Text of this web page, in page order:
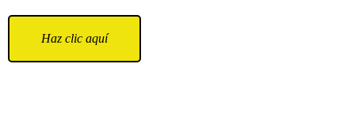
Haz clic aquí